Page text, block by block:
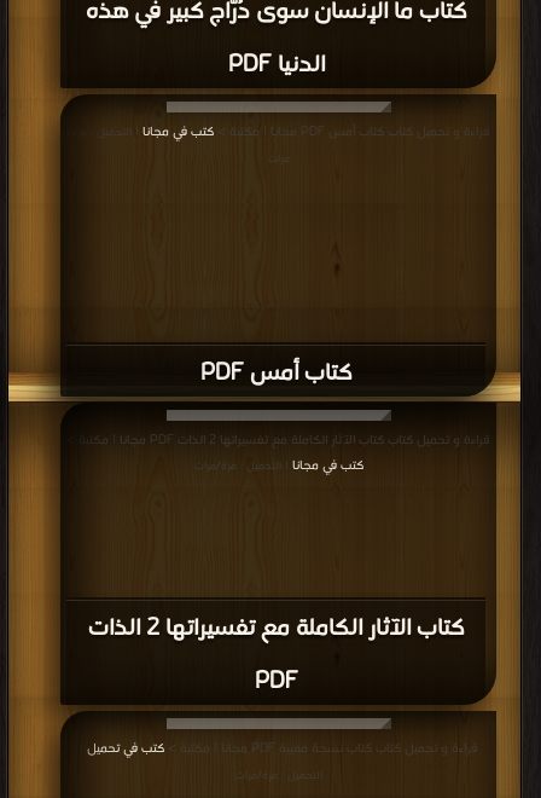
كتاب ما الإنسان سوى دُرّاج كبير في هذه
الدنيا PDF
كتاب أمس PDF
قراءة و تحميل كتاب كتاب أمس PDF مجانا | مكتبة > كتب في مجانا | التحميل : مرة/
مرات
كتاب الآثار الكاملة مع تفسيراتها 2 الذات
PDF
قراءة و تحميل كتاب كتاب الآثار الكاملة مع تفسيراتها 2 الذات PDF مجانا | مكتبة >
كتب في مجانا | التحميل : مرة/مرات
قراءة و تحميل كتاب كتاب نسخة معيبة PDF مجانا | مكتبة > كتب في تحميل
التحميل : مرة/مرات